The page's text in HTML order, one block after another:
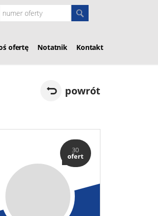
ofertę Notatnik Kontakt
powrót
30
ofert